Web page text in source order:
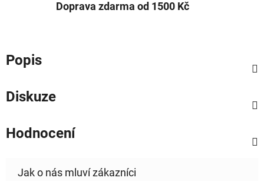
Doprava zdarma od 1500 Kč
Popis
Diskuze
Hodnocení